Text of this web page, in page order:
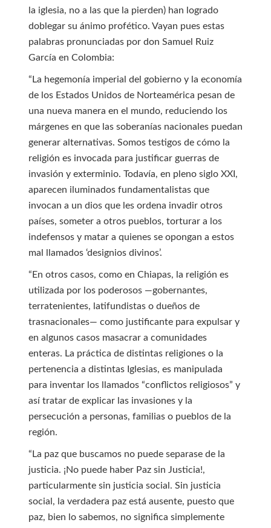
la iglesia, no a las que la pierden) han logrado
doblegar su ánimo profético. Vayan pues estas
palabras pronunciadas por don Samuel Ruiz
García en Colombia:
“La hegemonía imperial del gobierno y la economía
de los Estados Unidos de Norteamérica pesan de
una nueva manera en el mundo, reduciendo los
márgenes en que las soberanías nacionales puedan
generar alternativas. Somos testigos de cómo la
religión es invocada para justificar guerras de
invasión y exterminio. Todavía, en pleno siglo XXI,
aparecen iluminados fundamentalistas que
invocan a un dios que les ordena invadir otros
países, someter a otros pueblos, torturar a los
indefensos y matar a quienes se opongan a estos
mal llamados ‘designios divinos’.
“En otros casos, como en Chiapas, la religión es
utilizada por los poderosos —gobernantes,
terratenientes, latifundistas o dueños de
trasnacionales— como justificante para expulsar y
en algunos casos masacrar a comunidades
enteras. La práctica de distintas religiones o la
pertenencia a distintas Iglesias, es manipulada
para inventar los llamados “conflictos religiosos” y
así tratar de explicar las invasiones y la
persecución a personas, familias o pueblos de la
región.
“La paz que buscamos no puede separase de la
justicia. ¡No puede haber Paz sin Justicia!,
particularmente sin justicia social. Sin justicia
social, la verdadera paz está ausente, puesto que
paz, bien lo sabemos, no significa simplemente